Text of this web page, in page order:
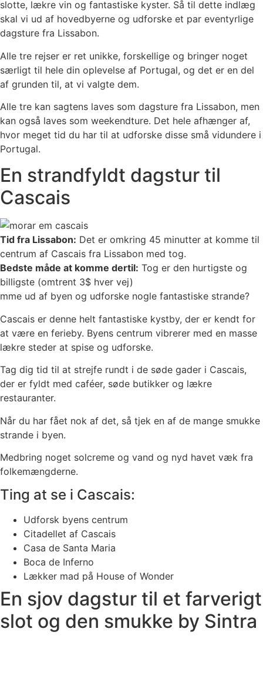
slotte, lækre vin og fantastiske kyster. Så til dette indlæg
skal vi ud af hovedbyerne og udforske et par eventyrlige
dagsture fra Lissabon.
Alle tre rejser er ret unikke, forskellige og bringer noget
særligt til hele din oplevelse af Portugal, og det er en del
af grunden til, at vi valgte dem.
Alle tre kan sagtens laves som dagsture fra Lissabon, men
kan også laves som weekendture. Det hele afhænger af,
hvor meget tid du har til at udforske disse små vidundere i
Portugal.
En strandfyldt dagstur til
Cascais
Tid fra Lissabon: Det er omkring 45 minutter at komme til
centrum af Cascais fra Lissabon med tog.
Bedste måde at komme dertil: Tog er den hurtigste og
billigste (omtrent 3$ hver vej)
mme ud af byen og udforske nogle fantastiske strande?
Cascais er denne helt fantastiske kystby, der er kendt for
at være en ferieby. Byens centrum vibrerer med en masse
lækre steder at spise og udforske.
Tag dig tid til at strejfe rundt i de søde gader i Cascais,
der er fyldt med caféer, søde butikker og lækre
restauranter.
Når du har fået nok af det, så tjek en af ​​de mange smukke
strande i byen.
Medbring noget solcreme og vand og nyd havet væk fra
folkemængderne.
Ting at se i Cascais:
Udforsk byens centrum
Citadellet af Cascais
Casa de Santa Maria
Boca de Inferno
Lækker mad på House of Wonder
En sjov dagstur til et farverigt
slot og den smukke by Sintra